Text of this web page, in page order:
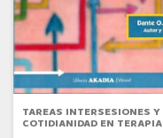
TAREAS INTERSESIONES Y
COTIDIANIDAD EN TERAPIA